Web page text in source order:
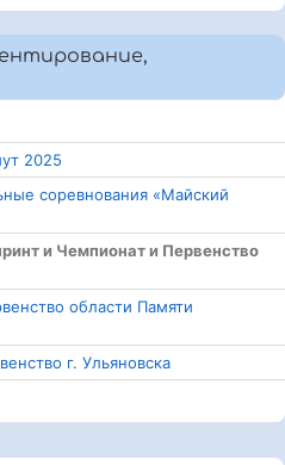
2025
соревнования «Майский
и Чемпионат и Первенство
области Памяти
г. Ульяновска